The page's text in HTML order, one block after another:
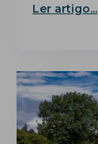
Ler artigo...